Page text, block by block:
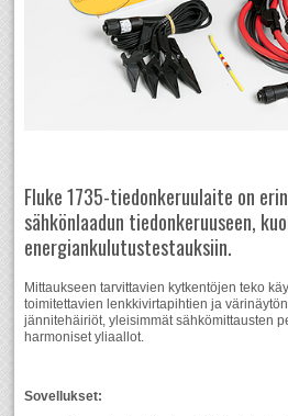
Fluke 1735-tiedonkeruulaite on
sähkönlaadun tiedonkeruuseen,
energiankulutustestauksiin.
Mittaukseen tarvittavien kytkentöjen teko
toimitettavien lenkkivirtapihtien ja
jännitehäiriöt, yleisimmät sähkömittausten
harmoniset yliaallot.
Sovellukset: